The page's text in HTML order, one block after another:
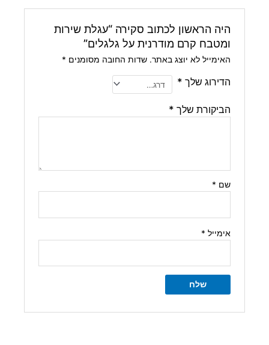
היה הראשון לכתוב סקירה “עגלת שירות
ומטבח קרם מודרנית על גלגלים”
האימייל לא יוצג באתר. שדות החובה מסומנים *
הדירוג שלך *
הביקורת שלך *
שם *
אימייל *